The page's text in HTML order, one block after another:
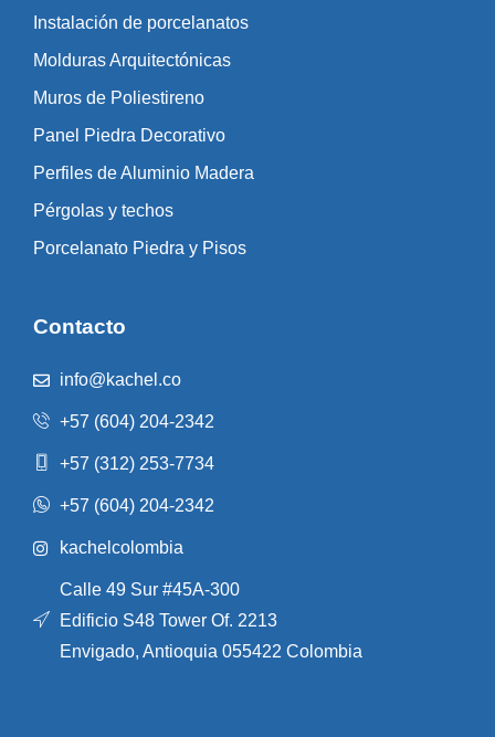
Instalación de porcelanatos
Molduras Arquitectónicas
Muros de Poliestireno
Panel Piedra Decorativo
Perfiles de Aluminio Madera
Pérgolas y techos
Porcelanato Piedra y Pisos
Contacto
info@kachel.co
+57 (604) 204-2342
+57 (312) 253-7734
+57 (604) 204-2342
kachelcolombia
Calle 49 Sur #45A-300
Edificio S48 Tower Of. 2213
Envigado, Antioquia 055422 Colombia